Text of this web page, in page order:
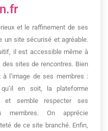
et le raffinement de ses
un site sécurisé et agréable.
il est accessible même à
sites de rencontres. Bien
à l’image de ses membres :
en soit, la plateforme
et semble respecter ses
membres. On apprécie
de ce site branché. Enfin,